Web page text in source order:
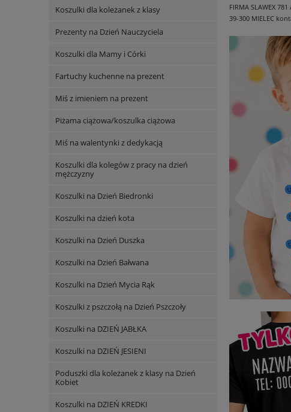
Koszulki dla koleżanek z klasy
Prezenty na Dzień Nauczyciela
Koszulki dla Mamy i Córki
Fartuchy kuchenne na prezent
Miś z imieniem na prezent
Piżama ciążowa/koszulka ciążowa
Miś na walentynki z dedykacją
Koszulki dla kolegów z pracy na dzień
mężczyzny
Koszulki na Dzień Biedronki
Koszulki na dzień kota
Koszulki na Dzień Duszka
Koszulki na Dzień Bałwana
Koszulki na Dzień Mycia Rąk
Koszulki z pszczołą na Dzień Pszczoły
Koszulki na DZIEŃ JABŁKA
Koszulki na DZIEŃ JESIENI
Poduszki dla koleżanek z klasy na Dzień
Kobiet
Koszulki na DZIEŃ KREDKI
FIRMA SLAWEX 781
39-300 MIELEC